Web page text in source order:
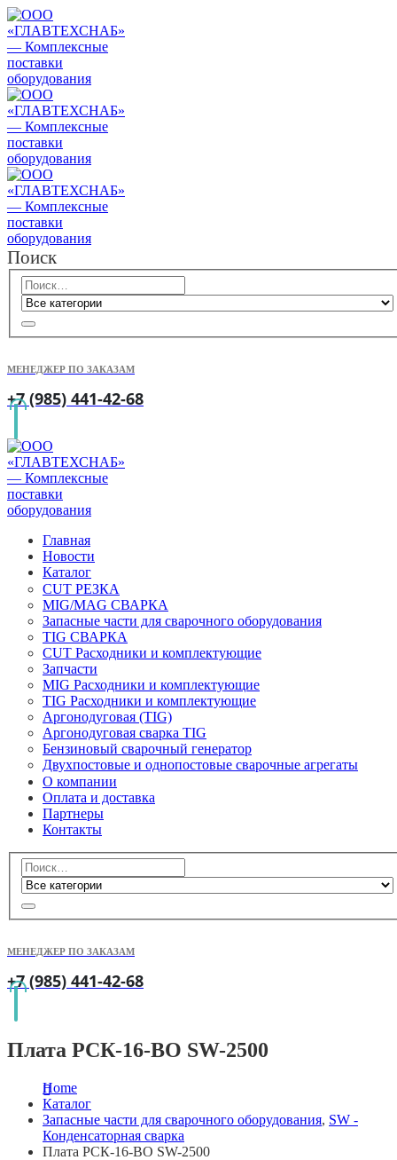
Поиск
МЕНЕДЖЕР ПО ЗАКАЗАМ
+7 (985) 441-42-68
Главная
Новости
Каталог
CUT РЕЗКА
MIG/MAG СВАРКА
Запасные части для сварочного оборудования
TIG СВАРКА
CUT Расходники и комплектующие
Запчасти
MIG Расходники и комплектующие
TIG Расходники и комплектующие
Аргонодуговая (TIG)
Аргонодуговая сварка TIG
Бензиновый сварочный генератор
Двухпостовые и однопостовые сварочные агрегаты
О компании
Оплата и доставка
Партнеры
Контакты
МЕНЕДЖЕР ПО ЗАКАЗАМ
+7 (985) 441-42-68
Плата РСК-16-ВО SW-2500
Home
Каталог
Запасные части для сварочного оборудования, SW -
Конденсаторная сварка
Плата РСК-16-ВО SW-2500